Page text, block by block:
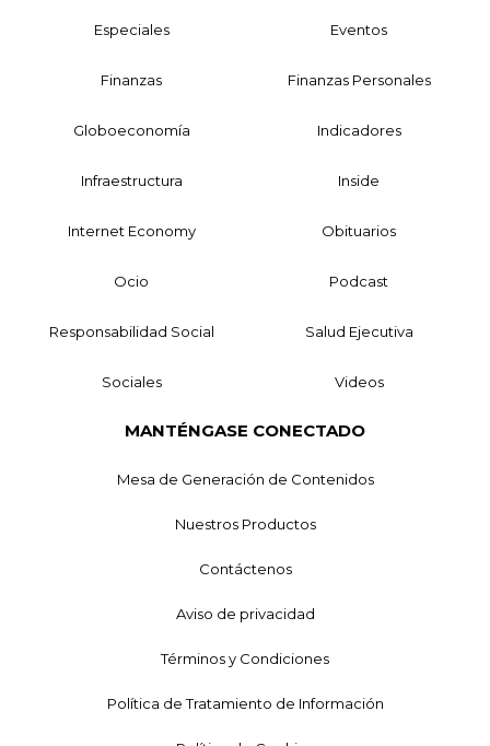
Especiales Eventos
Finanzas Finanzas Personales
Globoeconomía Indicadores
Infraestructura Inside
Internet Economy Obituarios
Ocio Podcast
Responsabilidad Social Salud Ejecutiva
Sociales Videos
MANTÉNGASE CONECTADO
Mesa de Generación de Contenidos
Nuestros Productos
Contáctenos
Aviso de privacidad
Términos y Condiciones
Política de Tratamiento de Información